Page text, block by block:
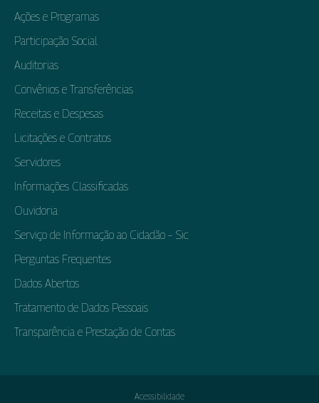
Ações e Programas
Participação Social
Auditorias
Convênios e Transferências
Receitas e Despesas
Licitações e Contratos
Servidores
Informações Classificadas
Ouvidoria
Serviço de Informação ao Cidadão – Sic
Perguntas Frequentes
Dados Abertos
Tratamento de Dados Pessoais
Transparência e Prestação de Contas
Acessibilidade